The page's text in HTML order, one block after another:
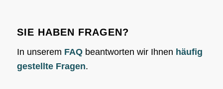
SIE HABEN FRAGEN?
In unserem FAQbeantworten wir Ihnen häufig
gestellte Fragen.